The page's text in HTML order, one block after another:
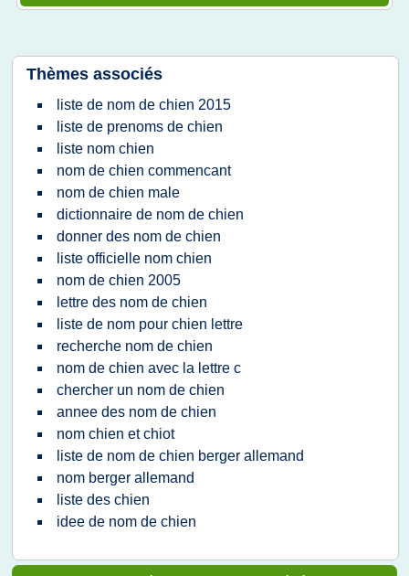
Thèmes associés
liste de nom de chien 2015
liste de prenoms de chien
liste nom chien
nom de chien commencant
nom de chien male
dictionnaire de nom de chien
donner des nom de chien
liste officielle nom chien
nom de chien 2005
lettre des nom de chien
liste de nom pour chien lettre
recherche nom de chien
nom de chien avec la lettre c
chercher un nom de chien
annee des nom de chien
nom chien et chiot
liste de nom de chien berger allemand
nom berger allemand
liste des chien
idee de nom de chien